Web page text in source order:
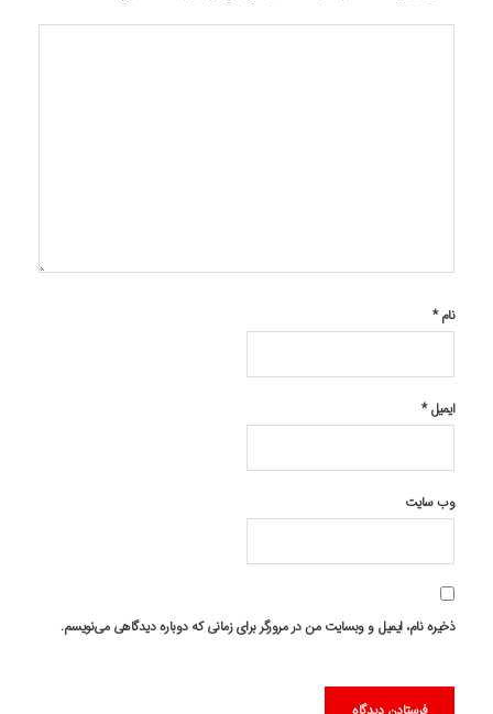
نام*
ایمیل*
وب‌ سایت
ذخیره نام، ایمیل و وبسایت من در مرورگر برای زمانی که دوباره دیدگاهی می‌نویسم.